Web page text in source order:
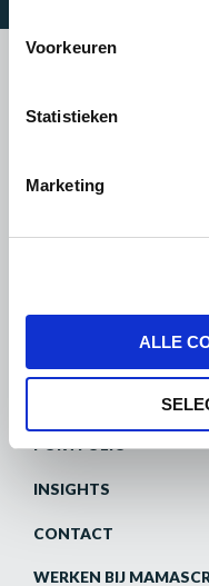
Voorkeuren
Statistieken
Marketing
ALLE
VOOR BUREAUS
PORTFOLIO
INSIGHTS
CONTACT
WERKEN BIJ